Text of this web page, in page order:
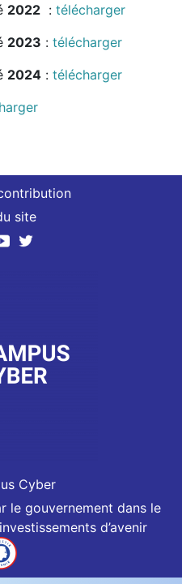
2022 : télécharger
2023 : télécharger
2024 : télécharger
site
Cyber
le gouvernement dans le
d’avenir